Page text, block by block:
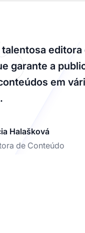
talentosa editora
garante a
em
Halašková
de Conteúdo